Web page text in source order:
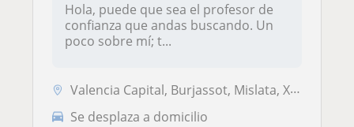
Hola, puede que sea el profesor de
confianza que andas buscando. Un
poco sobre mí; t...
Valencia Capital, Burjassot, Mislata, Xirivella
Se desplaza a domicilio